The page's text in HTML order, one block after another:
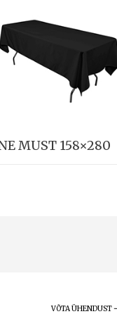
MUST 158×280
VÕTA ÜHENDUST